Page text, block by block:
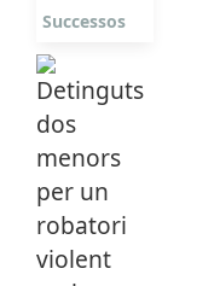
Successos